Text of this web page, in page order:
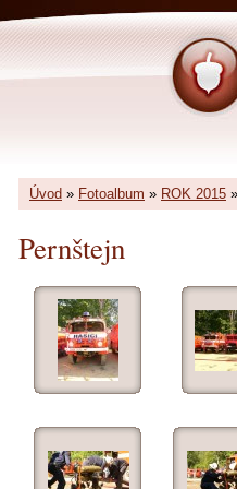
Úvod » Fotoalbum » ROK 2015 »
Pernštejn